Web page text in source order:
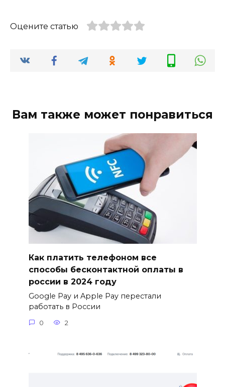
Оцените статью
Вам также может понравиться
Как платить телефоном все
способы бесконтактной оплаты в
россии в 2024 году
Google Pay и Apple Pay перестали
работать в России
0 2